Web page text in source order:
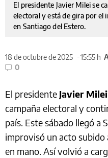
El presidente Javier Milei se
electoral y está de gira por el
en Santiago del Estero.
18 de octubre de 2025 15:55 h
0
El presidente Javier Milei
campaña electoral y
país. Este sábado llegó a
improvisó un acto
en mano. Así volvió a